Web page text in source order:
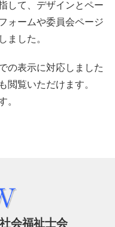
して、デザインとペー
ォームや委員会ページ
ました。
の表示に対応しました
閲覧いただけます。
。
会福祉士会